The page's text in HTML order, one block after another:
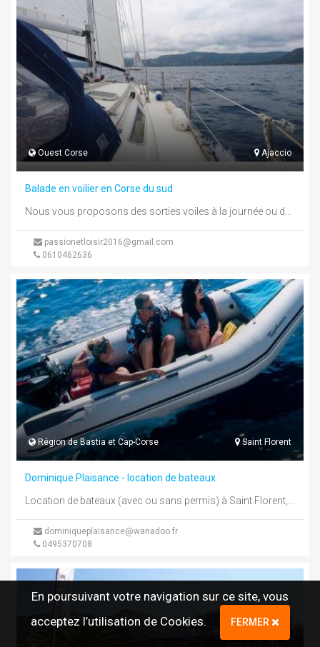
Ouest Corse Ajaccio
Balade en voilier en Corse du sud
passionetloisir2016@gmail.com
0610462636
Région de Bastia et Cap-Corse Saint Florent
Dominique Plaisance - location de bateaux
dominiqueplaisance@wanadoo.fr
0495370708
En poursuivant votre navigation sur ce site, vous
acceptez l’utilisation de Cookies.
FERMER